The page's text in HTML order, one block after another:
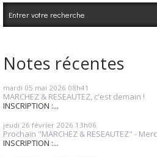
Notes récentes
mardi 05 mai 2026 08h41
MARCHEZ & RESEAUTEZ, c'est demain !
INSCRIPTION :...
jeudi 26 février 2026 13h06
Prochain "MARCHEZ & RESEAUTEZ" -
INSCRIPTION :...